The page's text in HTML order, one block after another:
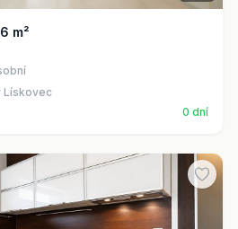
m²
Lískovec
0 dní